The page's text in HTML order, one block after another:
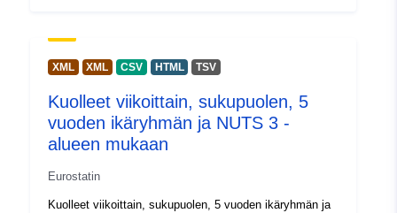
Sweden
Cyprus
Hungary
Finland
XML XML CSV HTML TSV
Kuolleet viikoittain, sukupuolen, 5
vuoden ikäryhmän ja NUTS 3 -
alueen mukaan
Eurostatin
Kuolleet viikoittain, sukupuolen, 5 vuoden ikäryhmän ja